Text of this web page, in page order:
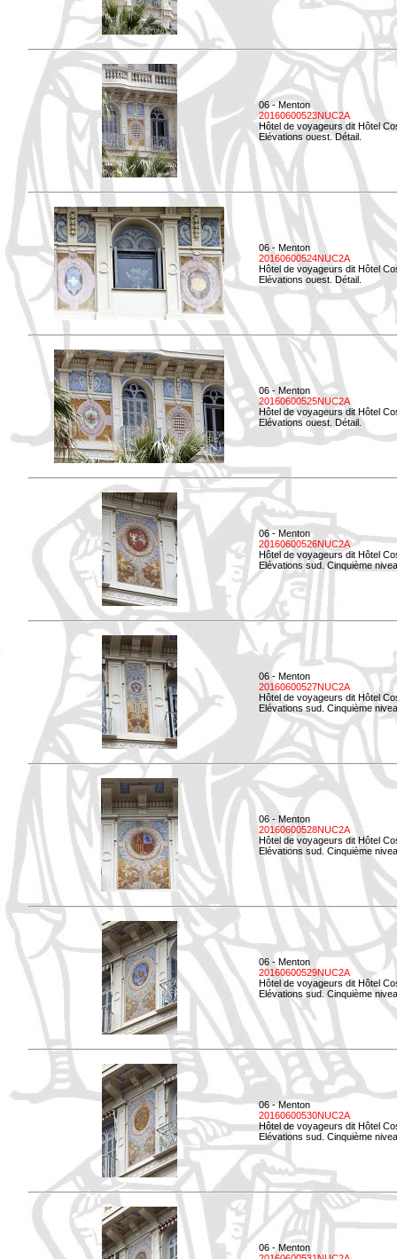
06 - Menton
20160600523NUC2A
Hôtel de voyageurs dit Hôtel
Elévations ouest. Détail.
06 - Menton
20160600524NUC2A
Hôtel de voyageurs dit Hôtel
Elévations ouest. Détail.
06 - Menton
20160600525NUC2A
Hôtel de voyageurs dit Hôtel
Elévations ouest. Détail.
06 - Menton
20160600526NUC2A
Hôtel de voyageurs dit Hôtel
Elévations sud. Cinquième
06 - Menton
20160600527NUC2A
Hôtel de voyageurs dit Hôtel
Elévations sud. Cinquième
06 - Menton
20160600528NUC2A
Hôtel de voyageurs dit Hôtel
Elévations sud. Cinquième
06 - Menton
20160600529NUC2A
Hôtel de voyageurs dit Hôtel
Elévations sud. Cinquième
06 - Menton
20160600530NUC2A
Hôtel de voyageurs dit Hôtel
Elévations sud. Cinquième
06 - Menton